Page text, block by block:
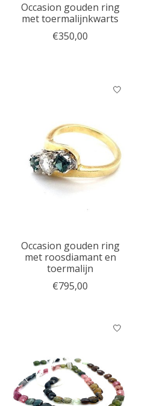
Occasion gouden ring
met toermalijnkwarts
€350,00
Occasion gouden ring
met roosdiamant en
toermalijn
€795,00